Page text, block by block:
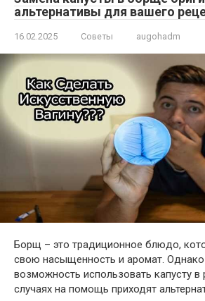
альтернативы для вашего
16.02.2025 Советы augohadm
Борщ – это традиционное блюдо,
свою насыщенность и аромат. Однако
возможность использовать капусту в
случаях на помощь приходят